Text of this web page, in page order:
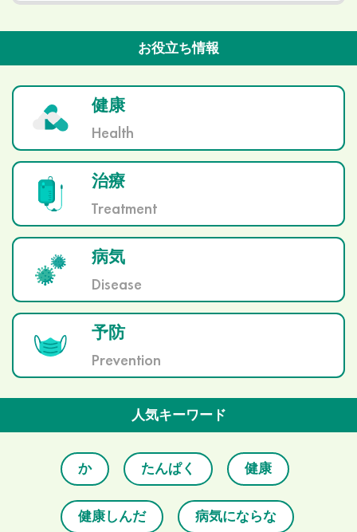
お役立ち情報
健康
Health
治療
Treatment
病気
Disease
予防
Prevention
人気キーワード
か たんぱく 健康
健康しんだ 病気にならな